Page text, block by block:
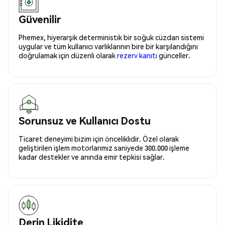
Güvenilir
Phemex, hiyerarşik deterministik bir soğuk cüzdan sistemi
uygular ve tüm kullanıcı varlıklarının bire bir karşılandığını
doğrulamak için düzenli olarakrezerv kanıtı günceller.
Sorunsuz ve Kullanıcı Dostu
Ticaret deneyimi bizim için önceliklidir. Özel olarak
geliştirilen işlem motorlarımız saniyede 300.000 işleme
kadar destekler ve anında emir tepkisi sağlar.
Derin Likidite